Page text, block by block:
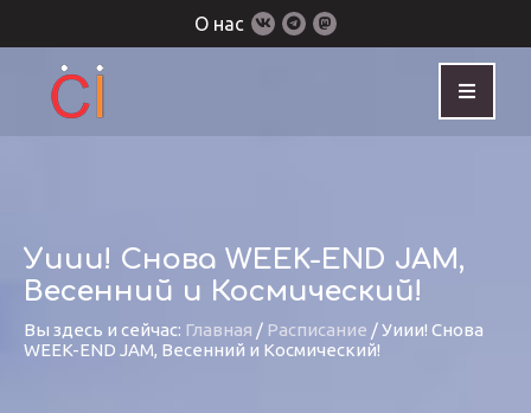
О нас
Уиии! Снова WEEK-END JAM,
Весенний и Космический!
Вы здесь и сейчас: Главная / Расписание /Уиии! Снова
WEEK-END JAM, Весенний и Космический!